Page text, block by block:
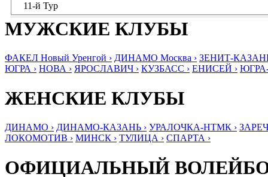
11-й Тур
МУЖСКИЕ КЛУБЫ
ФАКЕЛ Новый Уренгой › ДИНАМО Москва › ЗЕНИТ-
ЮГРА › НОВА › ЯРОСЛАВИЧ › КУЗБАСС › ЕНИСЕЙ ›
ЖЕНСКИЕ КЛУБЫ
ДИНАМО › ДИНАМО-КАЗАНЬ › УРАЛОЧКА-НТМК ›
ЛОКОМОТИВ › МИНСК › ТУЛИЦА › СПАРТА ›
ОФИЦИАЛЬНЫЙ